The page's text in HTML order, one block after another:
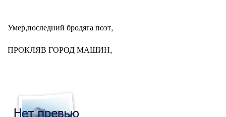
Умер,последний бродяга поэт,
ПРОКЛЯВ ГОРОД МАШИН,